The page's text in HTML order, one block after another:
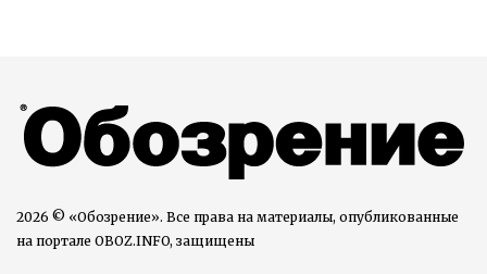
2026 © «Обозрение». Все права на материалы, опубликованные
на портале OBOZ.INFO, защищены